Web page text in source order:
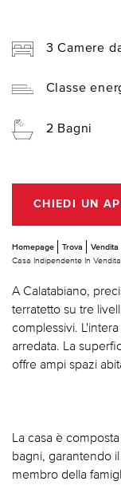
3 Camere
Classe
2 Bagni
CHIEDI UN
Homepage Trova Vendita
Casa Indipendente In
A Calatabiano,
terratetto su tre
complessivi.
arredata. La
offre ampi spazi
La casa è
bagni, garantendo
membro della